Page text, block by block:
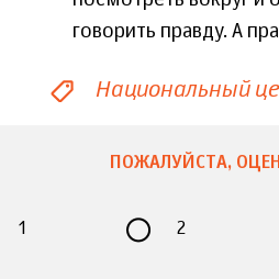
говорить правду. А
Национальный
ПОЖАЛУЙСТА,
1 2